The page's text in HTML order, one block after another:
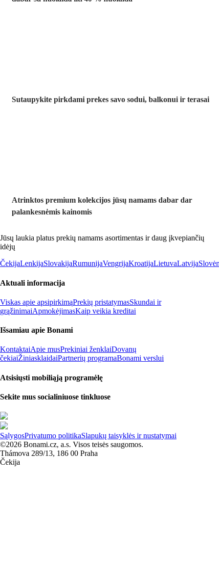
Sutaupykite pirkdami prekes savo sodui, balkonui ir terasai
Atrinktos premium kolekcijos jūsų namams dabar dar
palankesnėmis kainomis
Jūsų laukia platus prekių namams asortimentas ir daug įkvepiančių
idėjų
ČekijaLenkijaSlovakijaRumunijaVengrijaKroatijaLietuvaLatvija
Aktuali informacija
Viskas apie apsipirkimąPrekių pristatymasSkundai ir
grąžinimaiApmokėjimasKaip veikia kreditai
Išsamiau apie Bonami
KontaktaiApie musPrekiniai ženklaiDovanų
čekiaiŽiniasklaidaiPartnerių programaBonami verslui
Atsisiųsti mobiliąją programėlę
Sekite mus socialiniuose tinkluose
SąlygosPrivatumo politikaSlapukų taisyklės ir nustatymai
©2026 Bonami.cz, a.s. Visos teisės saugomos.
Thámova 289/13, 186 00 Praha
Čekija